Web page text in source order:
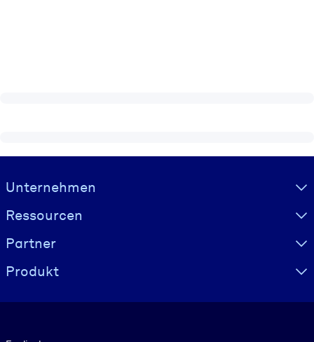
Visually hidden Text
Unternehmen
Ressourcen
Partner
Produkt